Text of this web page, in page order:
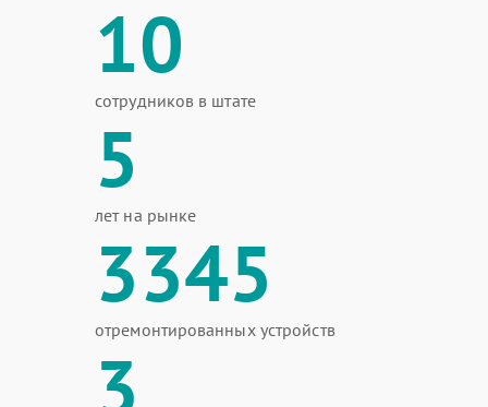
10
сотрудников в штате
5
лет на рынке
3345
отремонтированных устройств